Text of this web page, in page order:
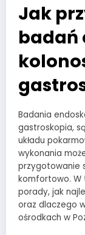
Jak
badań
Badania
gastroskopia,
układu
wykonania
przygotowanie
komfortowo. W
porady, jak
oraz dlaczego
ośrodkach w